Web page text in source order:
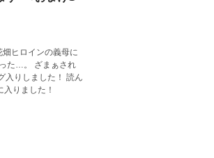
ヒロインの義母に
た…。 ざまぁされ
2位に入りました！